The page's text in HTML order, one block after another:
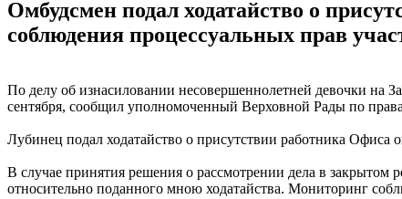
Омбудсмен подал ходатайство о
соблюдения процессуальных прав
По делу об изнасиловании несовершеннолетней девочки на
сентября, сообщил уполномоченный Верховной Рады по
Лубинец подал ходатайство о присутствии работника Офиса
В случае принятия решения о рассмотрении дела в закрытом
относительно поданного мною ходатайства. Мониторинг